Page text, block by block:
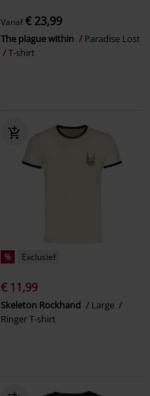
Vanaf€ 23,99
The plague within
Paradise Lost
T-shirt
% Exclusief
€ 11,99
Skeleton Rockhand
Large
Ringer T-shirt